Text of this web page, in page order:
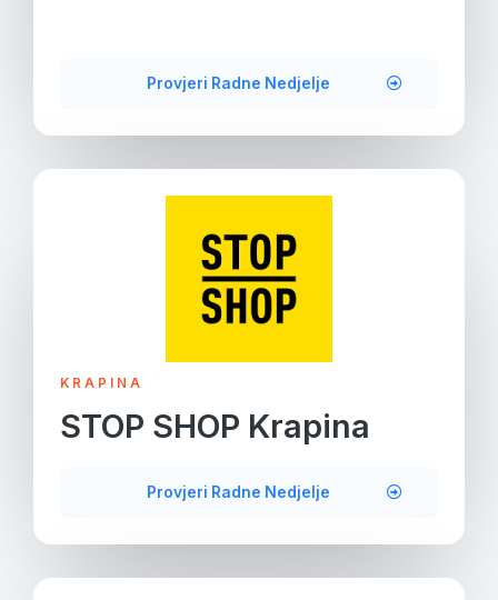
Provjeri Radne Nedjelje
KRAPINA
STOP SHOP Krapina
Provjeri Radne Nedjelje